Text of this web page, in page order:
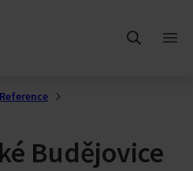
Reference
Budějovice